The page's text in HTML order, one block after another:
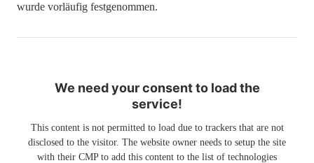
wurde vorläufig festgenommen.
We need your consent to load the
service!
This content is not permitted to load due to trackers that are not
disclosed to the visitor. The website owner needs to setup the site
with their CMP to add this content to the list of technologies